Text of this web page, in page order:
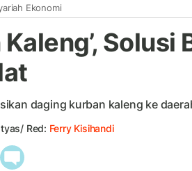
Ekonomi
Kaleng’, Solusi
daging kurban kaleng ke
Red: Ferry Kisihandi